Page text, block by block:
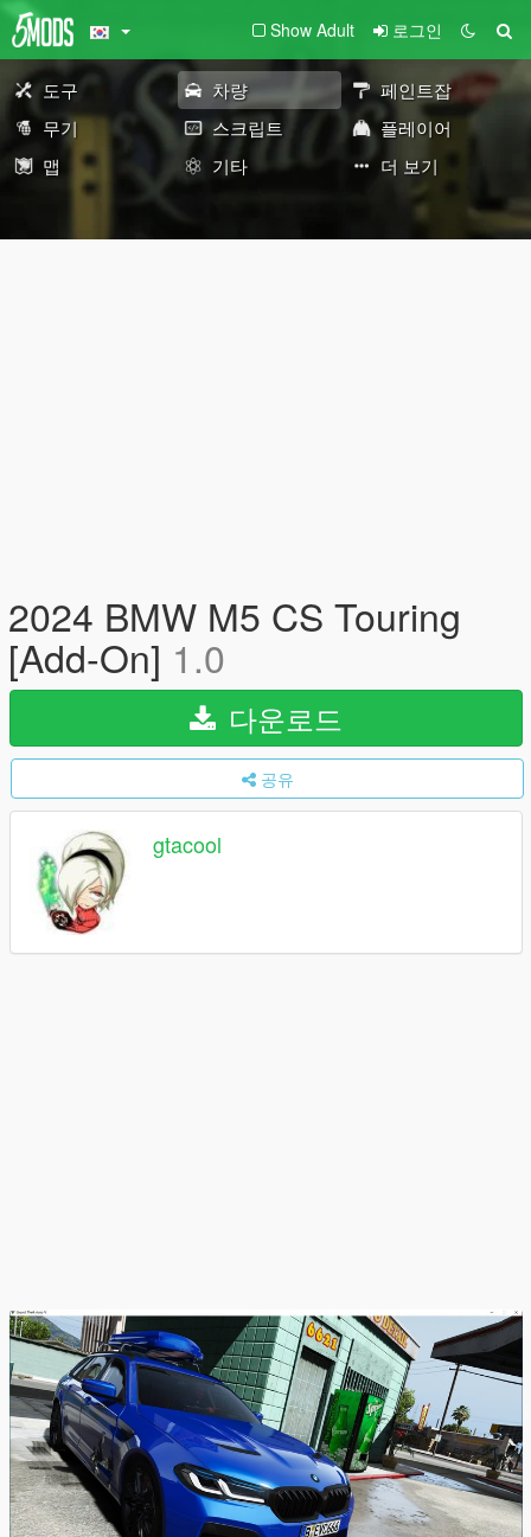
Show Adult 로그인
도구 차량
페인트잡
무기
스크립트
플레이어
맵
기타 더 보기
2024 BMW M5 CS Touring
[Add-On] 1.0
다운로드
공유
gtacool